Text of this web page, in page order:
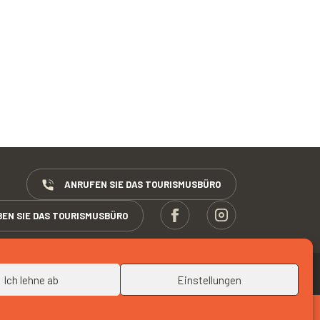
Ich lehne ab Einstellungen
ANRUFEN SIE DAS TOURISMUSBÜRO
SIE DAS TOURISMUSBÜRO